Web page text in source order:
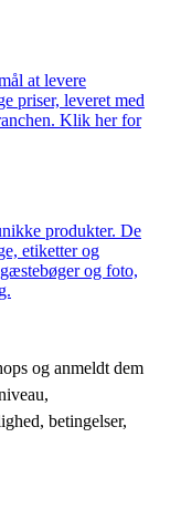
at levere
priser, leveret med
Klik her for
produkter. De
etiketter og
og foto,
og anmeldt dem
betingelser,